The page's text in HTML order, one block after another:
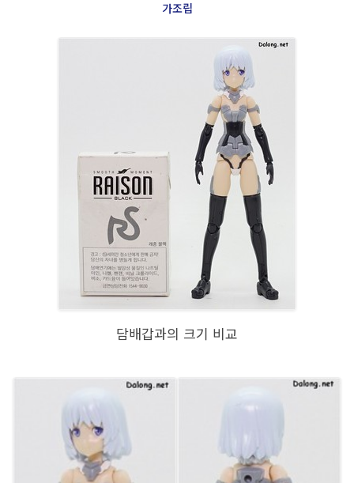
가조립
담배갑과의 크기 비교